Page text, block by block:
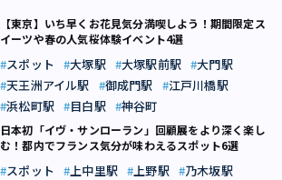
【東京】いち早くお花見気分満喫しよう！期間限定ス
イーツや春の人気桜体験イベント4選
スポット 大塚駅 大塚駅前駅
大門駅
天王洲アイル駅
御成門駅
江戸川橋駅
浜松町駅
目白駅 神谷町
日本初「イヴ・サンローラン」回顧展をより深く楽し
む！都内でフランス気分が味わえるスポット6選
スポット 上中里駅 上野駅
乃木坂駅